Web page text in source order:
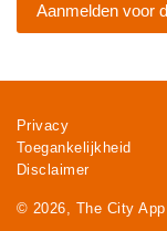
Aanmelden voor
Privacy
Toegankelijkheid
Disclaimer
© 2026, The City